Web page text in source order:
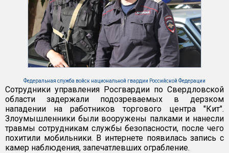
Федеральная служба войск национальной гвардии Российской Федерации
Сотрудники управления Росгвардии по Свердловской
области задержали подозреваемых в дерзком
нападении на работников торгового центра "Кит".
Злоумышленники были вооружены палками и нанесли
травмы сотрудникам службы безопасности, после чего
похитили мобильники. В интернете появилась запись с
камер наблюдения, запечатлевших ограбление.